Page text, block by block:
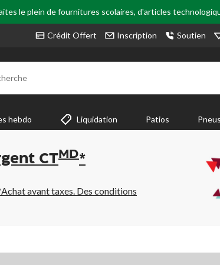
le plein de fournitures scolaires, d'articles
Crédit Offert Inscription Soutien
hebdo Liquidation Patios Pneus
CT MD*
avant taxes. Des conditions